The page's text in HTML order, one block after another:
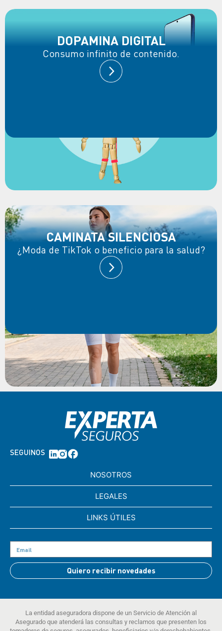
DOPAMINA DIGITAL
Consumo infinito de contenido.
CAMINATA SILENCIOSA
¿Moda de TikTok o beneficio para la salud?
SEGUINOS
NOSOTROS
LEGALES
LINKS ÚTILES
Quiero recibir novedades
La entidad aseguradora dispone de un Servicio de Atención al
Asegurado que atenderá las consultas y reclamos que presenten los